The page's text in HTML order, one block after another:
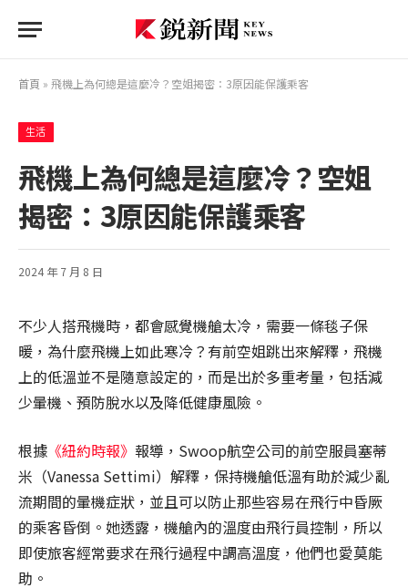
首頁 » 飛機上為何總是這麼冷？空姐揭密：3原因能保護乘客
生活
飛機上為何總是這麼冷？空姐
揭密：3原因能保護乘客
2024 年 7 月 8 日
不少人搭飛機時，都會感覺機艙太冷，需要一條毯子保
暖，為什麼飛機上如此寒冷？有前空姐跳出來解釋，飛機
上的低溫並不是隨意設定的，而是出於多重考量，包括減
少暈機、預防脫水以及降低健康風險。
根據 《紐約時報》 報導，Swoop航空公司的前空服員塞蒂
米（Vanessa Settimi）解釋，保持機艙低溫有助於減少亂
流期間的暈機症狀，並且可以防止那些容易在飛行中昏厥
的乘客昏倒。她透露，機艙內的溫度由飛行員控制，所以
即使旅客經常要求在飛行過程中調高溫度，他們也愛莫能
助。